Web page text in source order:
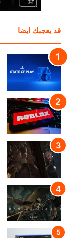
قد يعجبك ايضا